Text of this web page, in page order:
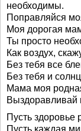
необходимы.
Поправляйся
Моя дорогая
Ты просто
Как воздух,
Без тебя все
Без тебя и
Мама моя
Выздоравливай
Пусть здоровье
Пусть каждая